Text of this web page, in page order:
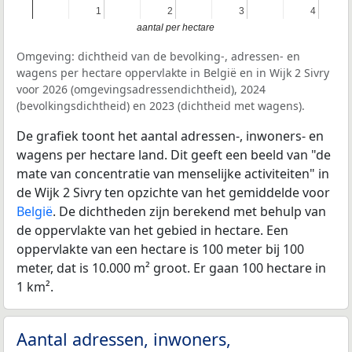
1
1 2
2 3
3 4
4
aantal per hectare
Omgeving: dichtheid van de bevolking-, adressen- en
wagens per hectare oppervlakte in België en in Wijk 2 Sivry
voor 2026 (omgevingsadressendichtheid), 2024
(bevolkingsdichtheid) en 2023 (dichtheid met wagens).
De grafiek toont het aantal adressen-, inwoners- en
wagens per hectare land. Dit geeft een beeld van "de
mate van concentratie van menselijke activiteiten" in
de Wijk 2 Sivry ten opzichte van het gemiddelde voor
België. De dichtheden zijn berekend met behulp van
de oppervlakte van het gebied in hectare. Een
oppervlakte van een hectare is 100 meter bij 100
meter, dat is 10.000 m² groot. Er gaan 100 hectare in
1 km².
Aantal adressen, inwoners,